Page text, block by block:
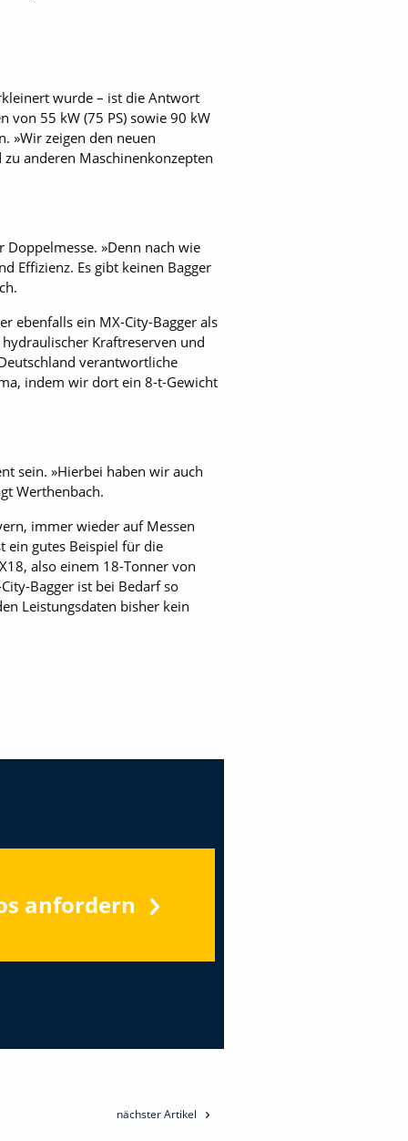
wurde – ist die Antwort
von 55 kW (75 PS) sowie 90 kW
»Wir zeigen den neuen
anderen Maschinenkonzepten
»Denn nach wie
Effizienz. Es gibt keinen Bagger
ebenfalls ein MX-City-Bagger als
Kraftreserven und
verantwortliche
indem wir dort ein 8-t-Gewicht
sein. »Hierbei haben wir auch
Werthenbach.
immer wieder auf Messen
ein gutes Beispiel für die
also ­einem 18-Tonner von
Bagger ist bei Bedarf so
Leistungsdaten bisher kein
anfordern
nächster Artikel